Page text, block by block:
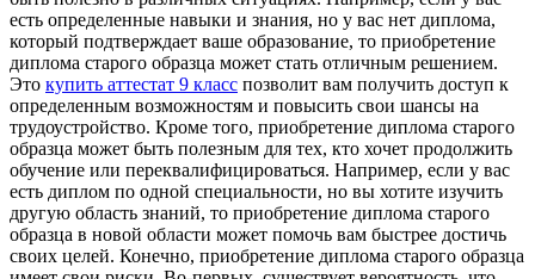
есть определенные навыки и знания, но у вас нет диплома,
который подтверждает ваше образование, то приобретение
диплома старого образца может стать отличным решением.
Это купить аттестат 9 класс позволит вам получить доступ к
определенным возможностям и повысить свои шансы на
трудоустройство. Кроме того, приобретение диплома старого
образца может быть полезным для тех, кто хочет продолжить
обучение или переквалифицироваться. Например, если у вас
есть диплом по одной специальности, но вы хотите изучить
другую область знаний, то приобретение диплома старого
образца в новой области может помочь вам быстрее достичь
своих целей. Конечно, приобретение диплома старого образца